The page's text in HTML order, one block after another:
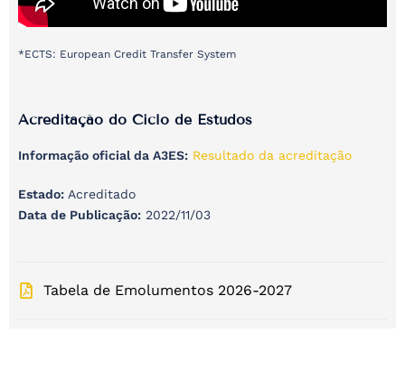
*ECTS: European Credit Transfer System
Acreditação do Ciclo de Estudos
Informação oficial da A3ES: Resultado da acreditação
Estado: Acreditado
Data de Publicação: 2022/11/03
Tabela de Emolumentos 2026-2027